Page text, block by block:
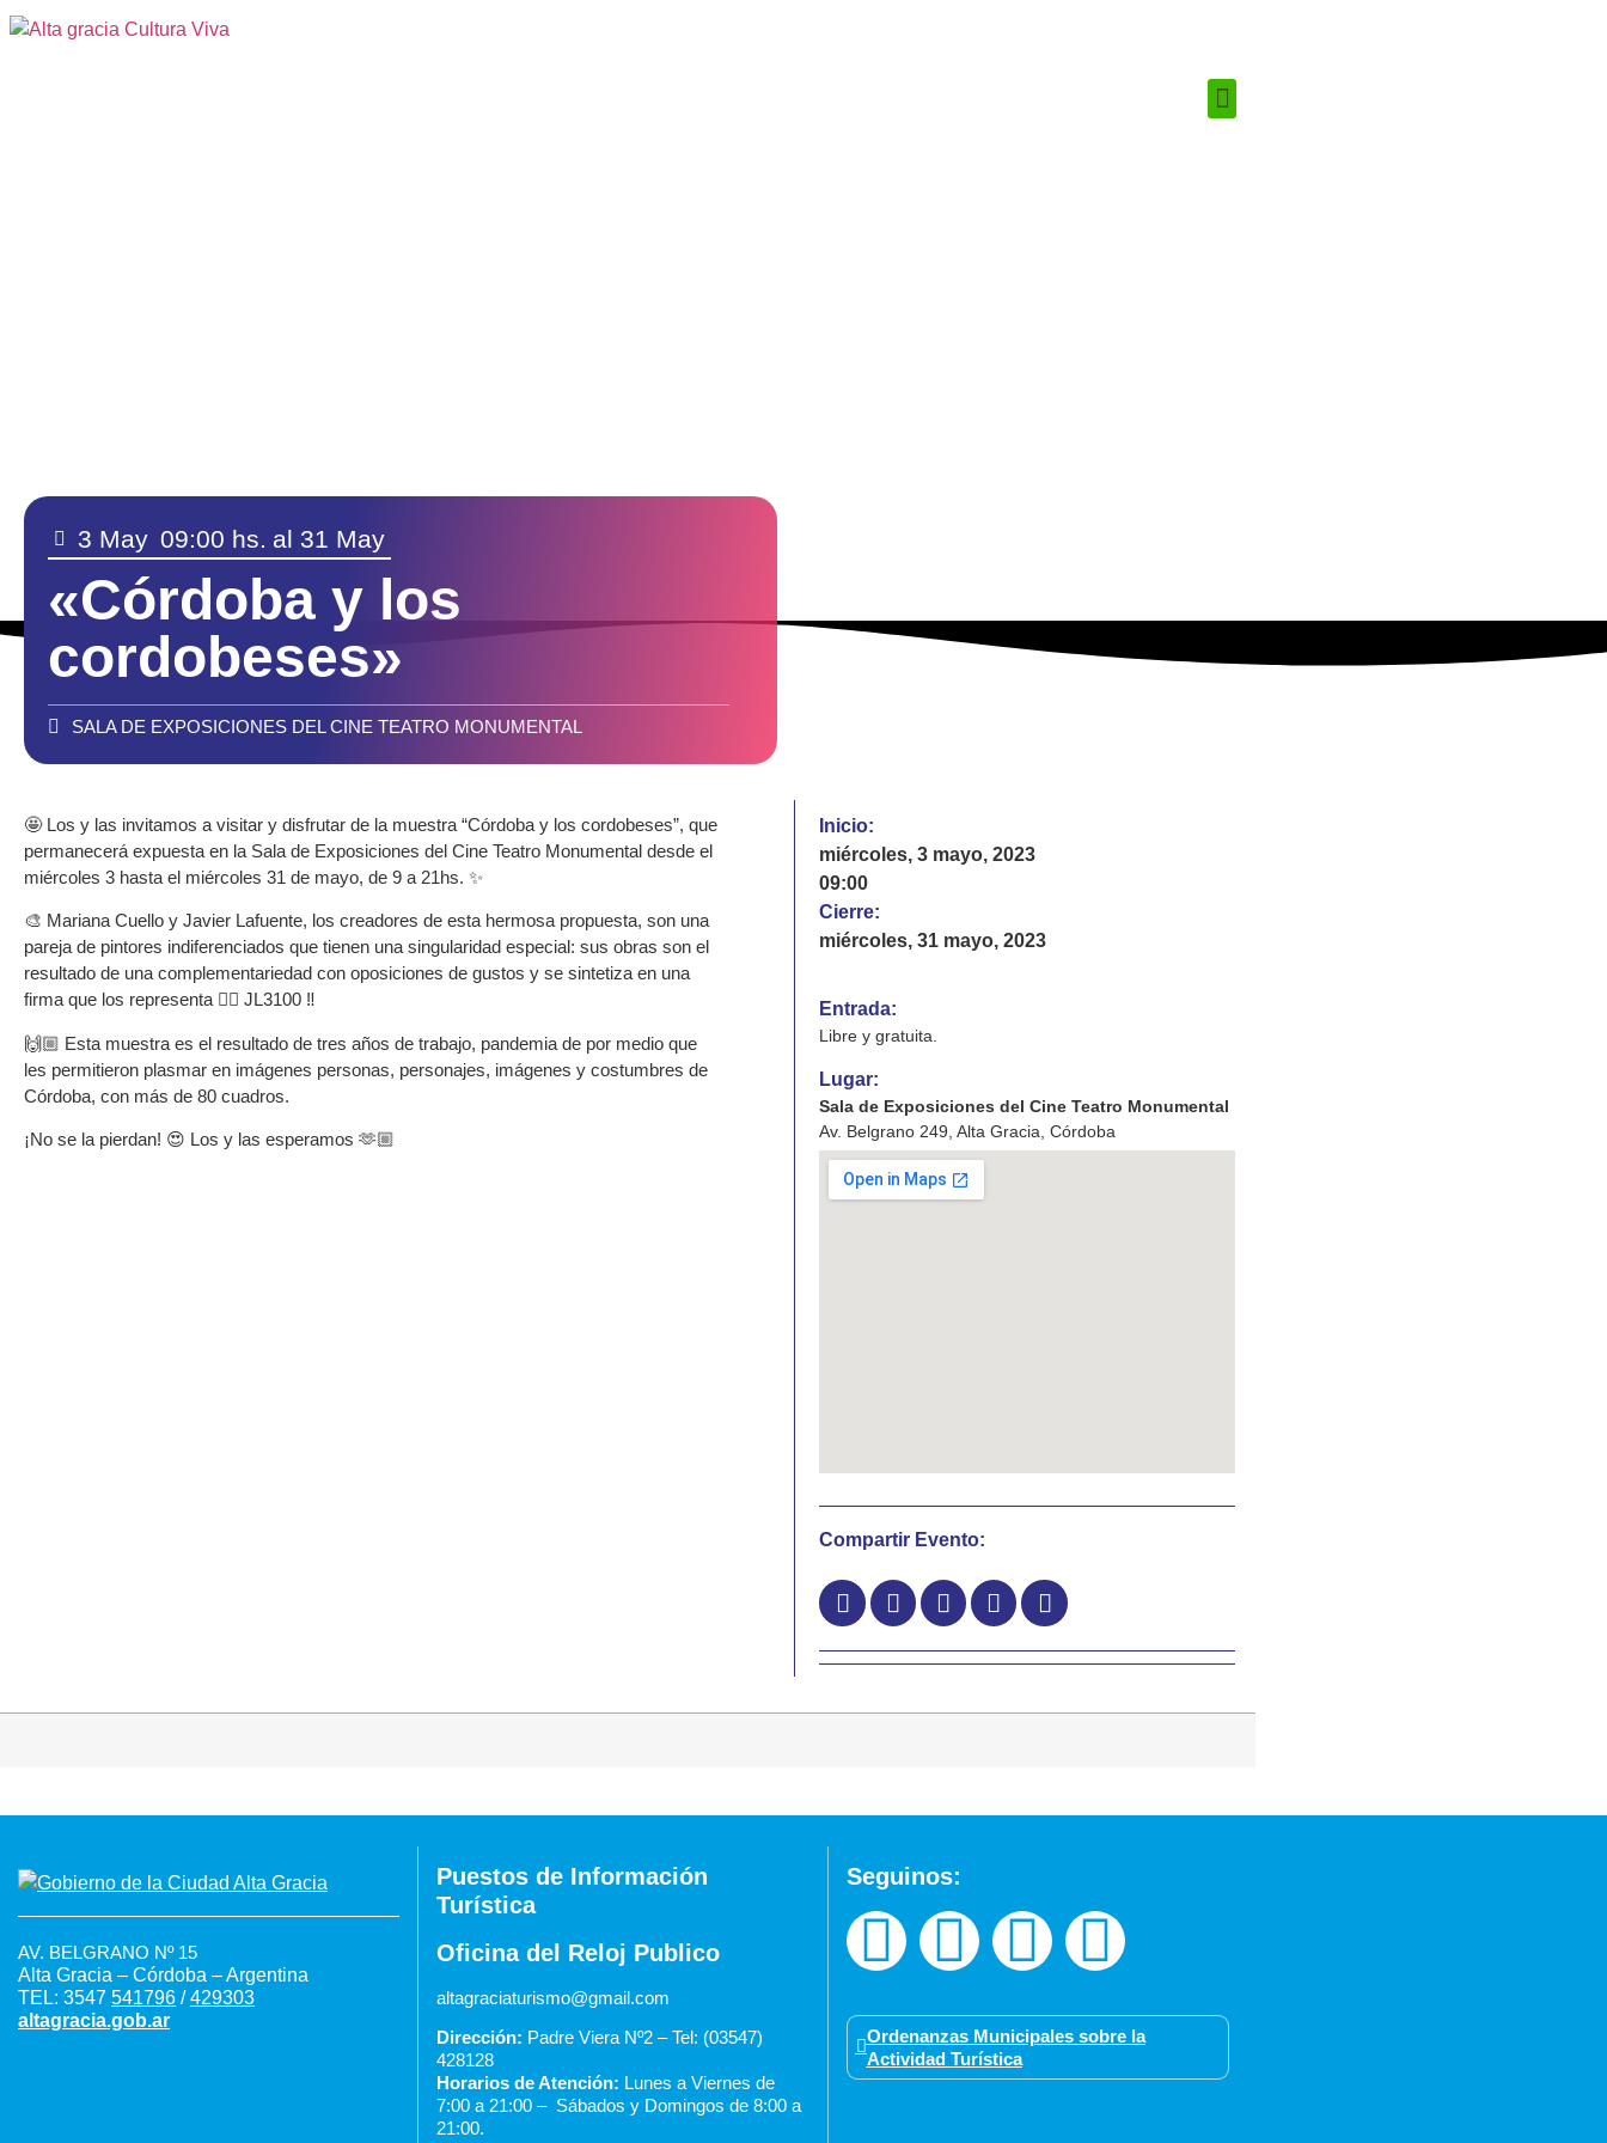
3 May 09:00 hs. al 31 May
«Córdoba y los
cordobeses»
SALA DE EXPOSICIONES DEL CINE TEATRO MONUMENTAL
🤩 Los y las invitamos a visitar y disfrutar de la muestra “Córdoba y los cordobeses”, que
permanecerá expuesta en la Sala de Exposiciones del Cine Teatro Monumental desde el
miércoles 3 hasta el miércoles 31 de mayo, de 9 a 21hs. ✨
🎨 Mariana Cuello y Javier Lafuente, los creadores de esta hermosa propuesta, son una
pareja de pintores indiferenciados que tienen una singularidad especial: sus obras son el
resultado de una complementariedad con oposiciones de gustos y se sintetiza en una
firma que los representa 👉🏼 JL3100 ‼️
🙌🏼 Esta muestra es el resultado de tres años de trabajo, pandemia de por medio que
les permitieron plasmar en imágenes personas, personajes, imágenes y costumbres de
Córdoba, con más de 80 cuadros.
¡No se la pierdan! 😍 Los y las esperamos 🫶🏼
Inicio:
miércoles, 3 mayo, 2023
09:00
Cierre:
miércoles, 31 mayo, 2023
Entrada:
Libre y gratuita.
Lugar:
Sala de Exposiciones del Cine Teatro Monumental
Av. Belgrano 249, Alta Gracia, Córdoba
Compartir Evento:
AV. BELGRANO Nº 15
Alta Gracia – Córdoba – Argentina
TEL: 3547 541796 /429303
altagracia.gob.ar
Puestos de Información
Turística
Oficina del Reloj Publico
altagraciaturismo@gmail.com
Dirección: Padre Viera Nº2 – Tel: (03547)
428128
Horarios de Atención: Lunes a Viernes de
7:00 a 21:00 – Sábados y Domingos de 8:00 a
21:00.
Seguinos:
Ordenanzas Municipales sobre la
Actividad Turística